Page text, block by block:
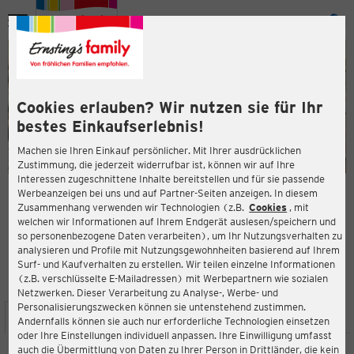
Cookies erlauben? Wir nutzen sie für Ihr
bestes Einkaufserlebnis!
Machen sie Ihren Einkauf persönlicher. Mit Ihrer ausdrücklichen
Zustimmung, die jederzeit widerrufbar ist, können wir auf Ihre
Interessen zugeschnittene Inhalte bereitstellen und für sie passende
Werbeanzeigen bei uns und auf Partner-Seiten anzeigen. In diesem
Zusammenhang verwenden wir Technologien (z.B. Cookies , mit
welchen wir Informationen auf Ihrem Endgerät auslesen/speichern und
so personenbezogene Daten verarbeiten), um Ihr Nutzungsverhalten zu
analysieren und Profile mit Nutzungsgewohnheiten basierend auf Ihrem
Surf- und Kaufverhalten zu erstellen. Wir teilen einzelne Informationen
(z.B. verschlüsselte E-Mailadressen) mit Werbepartnern wie sozialen
Netzwerken. Dieser Verarbeitung zu Analyse-, Werbe- und
Personalisierungszwecken können sie untenstehend zustimmen.
Andernfalls können sie auch nur erforderliche Technologien einsetzen
oder Ihre Einstellungen individuell anpassen. Ihre Einwilligung umfasst
auch die Übermittlung von Daten zu Ihrer Person in Drittländer, die kein
Menü
ERNSTING'S FAMILY FILIALE
Duisburger Str. 303
47166 Duisburg
3,5
Bewertung:
STANDORT SERVICES SORTIMENT AKTIONEN